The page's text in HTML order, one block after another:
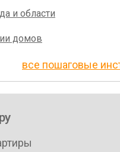
и области
домов
все пошаговые